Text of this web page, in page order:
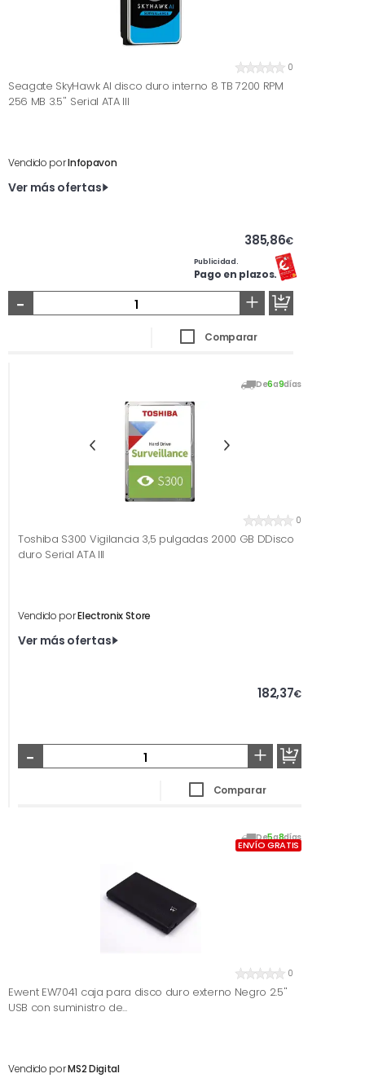
0
Seagate SkyHawk AI disco duro interno 8 TB 7200 RPM
256 MB 3.5'' Serial ATA III
Vendido porInfopavon
Ver más ofertas
385,86€
Publicidad.
Pago en plazos.
- +
Comparar
De6a9días
0
Toshiba S300 Vigilancia 3,5 pulgadas 2000 GB DDisco
duro Serial ATA III
Vendido porElectronix Store
Ver más ofertas
182,37€
- +
Comparar
De5a8días
ENVÍO GRATIS
0
Ewent EW7041 caja para disco duro externo Negro 2.5''
USB con suministro de...
Vendido porMS2 Digital